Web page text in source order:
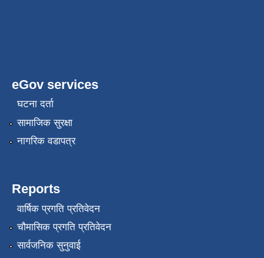
eGov services
घटना दर्ता
सामाजिक सुरक्षा
नागरिक वडापत्र
Reports
वार्षिक प्रगति प्रतिवेदन
चौमासिक प्रगति प्रतिवेदन
सार्वजनिक सुनुवाई